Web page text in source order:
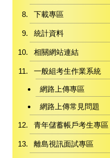
下載專區
統計資料
相關網站連結
一般組考生作業系統
網路上傳專區
網路上傳常見問題
青年儲蓄帳戶考生專區
離島視訊面試專區